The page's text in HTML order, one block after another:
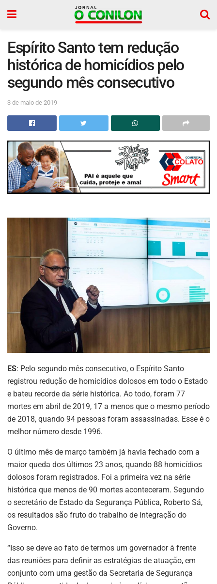
Espírito Santo tem redução
histórica de homicídios pelo
segundo mês consecutivo
3 de maio de 2019
ES: Pelo segundo mês consecutivo, o Espírito Santo
registrou redução de homicídios dolosos em todo o Estado
e bateu recorde da série histórica. Ao todo, foram 77
mortes em abril de 2019, 17 a menos que o mesmo período
de 2018, quando 94 pessoas foram assassinadas. Esse é o
melhor número desde 1996.
O último mês de março também já havia fechado com a
maior queda dos últimos 23 anos, quando 88 homicídios
dolosos foram registrados. Foi a primeira vez na série
histórica que menos de 90 mortes aconteceram. Segundo
o secretário de Estado da Segurança Pública, Roberto Sá,
os resultados são fruto do trabalho de integração do
Governo.
“Isso se deve ao fato de termos um governador à frente
das reuniões para definir as estratégias de atuação, em
conjunto com uma gestão da Secretaria de Segurança